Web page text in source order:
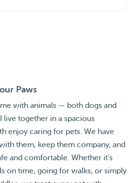
Paws
with animals — both dogs and
live together in a spacious
enjoy caring for pets. We have
them, keep them company, and
and comfortable. Whether it’s
on time, going for walks, or simply